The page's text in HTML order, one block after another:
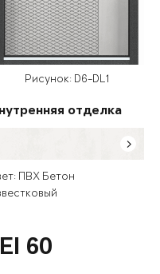
Рисунок: D6-DL1
отделка
ПВХ Бетон
60